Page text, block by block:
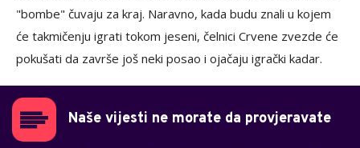
"bombe" čuvaju za kraj. Naravno, kada budu znali u kojem
će takmičenju igrati tokom jeseni, čelnici Crvene zvezde će
pokušati da završe još neki posao i ojačaju igrački kadar.
Naše vijesti ne morate da provjeravate